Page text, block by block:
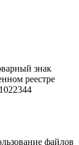
знак
реестре
файлов